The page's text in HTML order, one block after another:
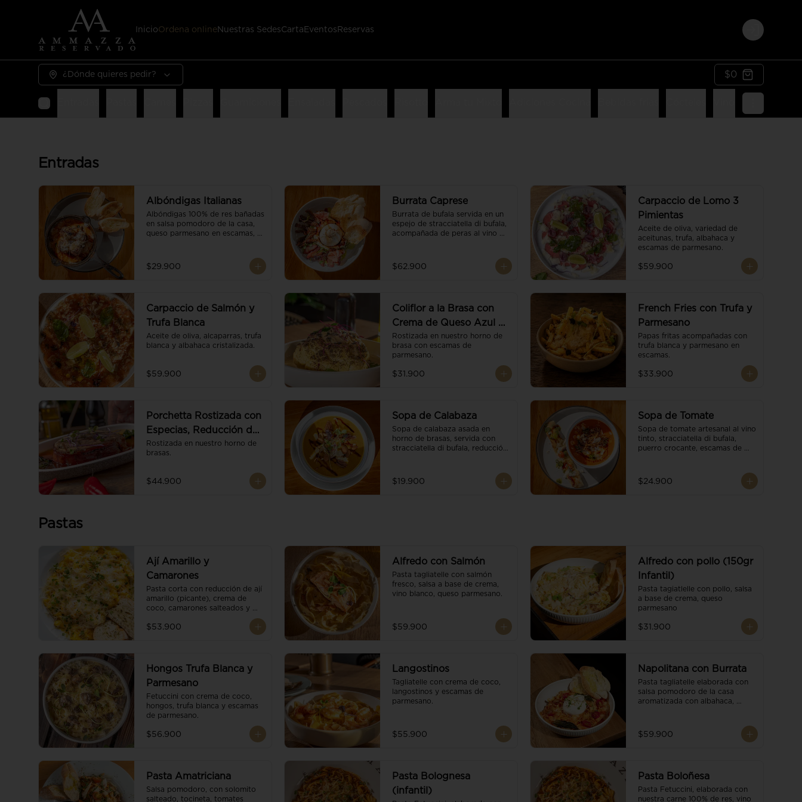
InicioOrdena online Nuestras SedesCarta Eventos Reservas
Login
¿Dónde quieres pedir? $0
Entradas
Albóndigas Italianas
Albóndigas 100% de res bañadas
en salsa pomodoro de la casa,
queso parmesano en escamas,
$29.900
Burrata Caprese
Burrata de bufala servida en un
espejo de stracciatella di bufala,
acompañada de peras al vino
salsa pesto y reducción de
balsámico.
$62.900
Carpaccio de Lomo 3
Pimientas
Aceite de oliva, variedad de
aceitunas, trufa, albahaca y
escamas de parmesano.
$59.900
Carpaccio de Salmón y
Trufa Blanca
Aceite de oliva, alcaparras, trufa
blanca y albahaca cristalizada.
$59.900
Coliflor a la Brasa con
Crema de Queso Azul y
Vino
Rostizada en nuestro horno de
brasa con escamas de
parmesano.
$31.900
French Fries con Trufa y
Parmesano
Papas fritas acompañadas con
trufa blanca y parmesano en
escamas.
$33.900
Porchetta Rostizada con
Especias, Reducción de
Panela y Vino
Rostizada en nuestro horno de
brasas.
$44.900
Sopa de Calabaza
Sopa de calabaza asada en
horno de brasas, servida con
stracciatella di bufala, reducción
$19.900
Sopa de Tomate
Sopa de tomate artesanal al vino
tinto, stracciatella di bufala,
puerro crocante, escamas de
pesto. Acompañado de un
tostón de pan focaccia.
$24.900
Pastas
Ají Amarillo y
Camarones
Pasta corta con reducción de ají
amarillo (picante), crema de
coco, camarones salteados y
$53.900
Alfredo con Salmón
Pasta tagliatelle con salmón
fresco, salsa a base de crema,
vino blanco, queso parmesano.
$59.900
Alfredo con pollo (150gr
Infantil)
Pasta tagiatlelle con pollo, salsa
a base de crema, queso
parmesano
$31.900
Hongos Trufa Blanca y
Parmesano
Fetuccini con crema de coco,
hongos, trufa blanca y escamas
de parmesano.
$56.900
Langostinos
Tagliatelle con crema de coco,
langostinos y escamas de
parmesano.
$55.900
Napolitana con Burrata
Pasta tagliatelle elaborada con
salsa pomodoro de la casa
aromatizada con albahaca,
$59.900
Pasta Amatriciana
Salsa pomodoro, con solomito
salteado, tocineta, tomates
Pasta Bolognesa
(infantil)
Pasta Boloñesa
Pasta Fetuccini, elaborada con
nuestra carne 100% de res, vino